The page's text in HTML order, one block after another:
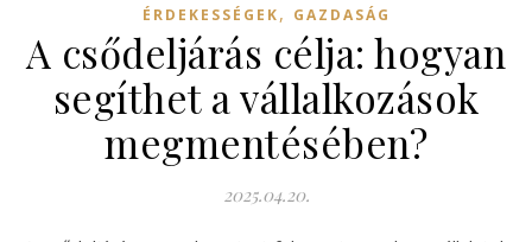
ÉRDEKESSÉGEK, GAZDASÁG
A csődeljárás célja: hogyan
segíthet a vállalkozások
megmentésében?
2025.04.20.